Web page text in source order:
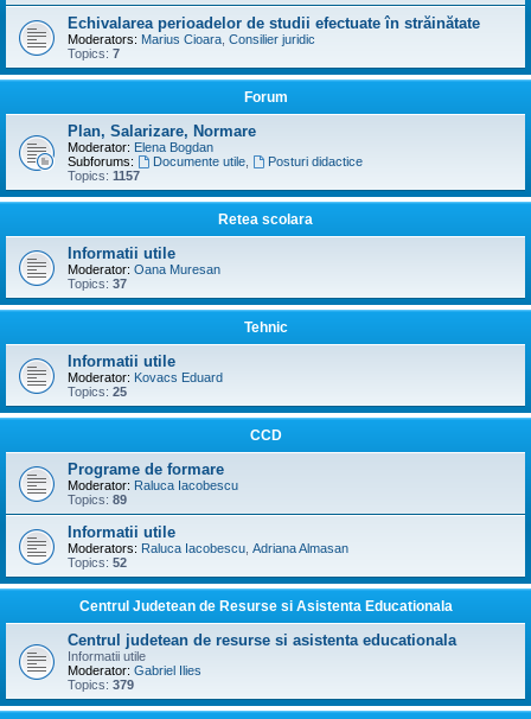
Echivalarea perioadelor de studii efectuate în străinătate
Moderators: Marius Cioara Consilier juridic
Topics: 7
Forum
Plan, Salarizare, Normare
Moderator: Elena Bogdan
Subforums:
Documente utile,
Posturi didactice
Topics: 1157
Retea scolara
Informatii utile
Moderator: Oana Muresan
Topics: 37
Tehnic
Informatii utile
Moderator: Kovacs Eduard
Topics: 25
CCD
Programe de formare
Moderator: Raluca Iacobescu
Topics: 89
Informatii utile
Moderators: Raluca Iacobescu Adriana Almasan
Topics: 52
Centrul Judetean de Resurse si Asistenta Educationala
Centrul judetean de resurse si asistenta educationala
Informatii utile
Moderator: Gabriel Ilies
Topics: 379